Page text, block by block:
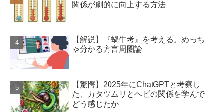
関係が劇的に向上する方法
【解説】『蝸牛考』を考える。めっち
ゃ分かる方言周圏論
【驚愕】2025年にChatGPTと考察し
た、カタツムリとヘビの関係を学んで
どう感じたか